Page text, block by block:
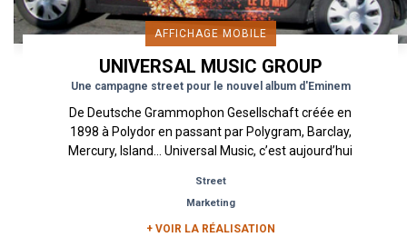
AFFICHAGE MOBILE
UNIVERSAL MUSIC GROUP
Une campagne street pour le nouvel album d'Eminem
De Deutsche Grammophon Gesellschaft créée en
1898 à Polydor en passant par Polygram, Barclay,
Mercury, Island… Universal Music, c’est aujourd’hui
Street
Marketing
+ VOIR LA RÉALISATION